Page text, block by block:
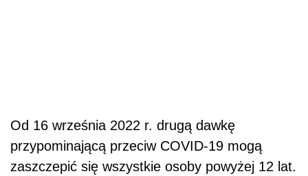
Od 16 września 2022 r. drugą dawkę
przypominającą przeciw COVID-19 mogą
zaszczepić się wszystkie osoby powyżej 12 lat.